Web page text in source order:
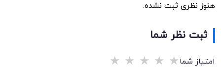
هنوز نظری ثبت نشده.
ثبت نظر شما
امتیاز شما★
★
★
★
★